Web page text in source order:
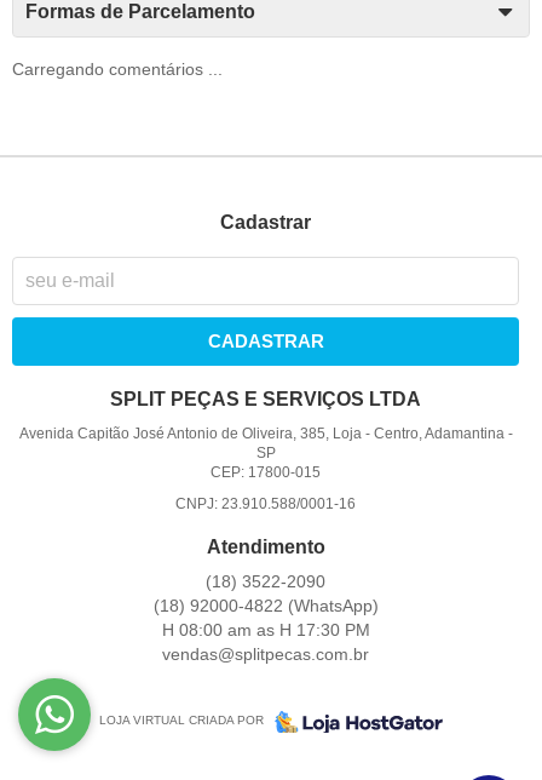
Formas de Parcelamento
Carregando comentários ...
Cadastrar
CADASTRAR
SPLIT PEÇAS E SERVIÇOS LTDA
Avenida Capitão José Antonio de Oliveira, 385, Loja- Centro, Adamantina-
SP
CEP: 17800-015
CNPJ: 23.910.588/0001-16
Atendimento
(18) 3522-2090
(18) 92000-4822 (WhatsApp)
H 08:00 am as H 17:30 PM
vendas@splitpecas.com.br
LOJA VIRTUAL CRIADA POR